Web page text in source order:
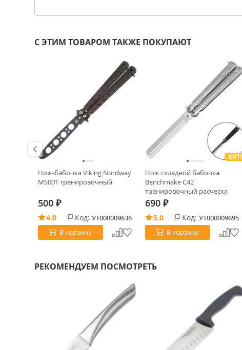
С ЭТИМ ТОВАРОМ ТАКЖЕ ПОКУПАЮТ
Нож-бабочка Viking Nordway
MS001 тренировочный
500 ₽
4.0 Код: УТ000009636
В корзину
ХИТ!
Нож складной бабочка
Benchmake C42
тренировочный расческа
690 ₽
5.0 Код: УТ000009695
В корзину
РЕКОМЕНДУЕМ ПОСМОТРЕТЬ